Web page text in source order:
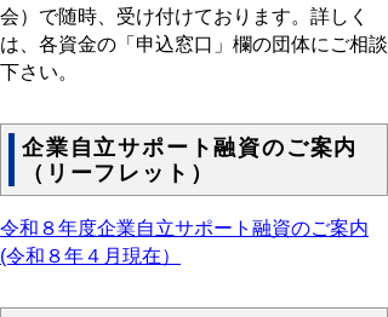
会）で随時、受け付けております。詳しく
は、各資金の「申込窓口」欄の団体にご相談
下さい。
企業自立サポート融資のご案内
（リーフレット）
令和８年度企業自立サポート融資のご案内
(令和８年４月現在）